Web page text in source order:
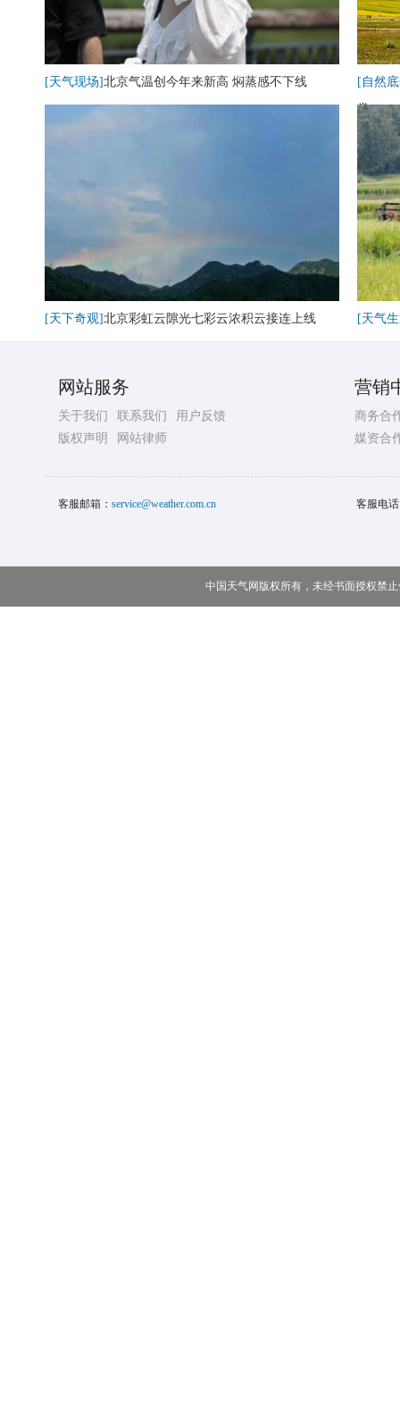
[天气现场]北京气温创今年来新高 焖蒸感不下线
[自然
卷
[天下奇观]北京彩虹云隙光七彩云浓积云接连上线 [天气
网站服务
关于我们 联系我们
用户反馈
版权声明
网站律师
营销
商务合
媒资合
客服邮箱： service@weather.com.cn 客服电
中国天气网版权所有，未经书面授权